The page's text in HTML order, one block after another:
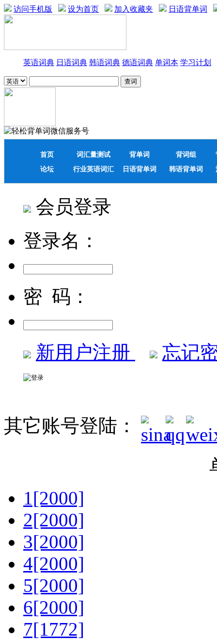
访问手机版 设为首页 加入收藏夹 日语背单词
英语词典 日语词典 韩语词典 德语词典 单词本 学习计划
首页 词汇量测试 背单词 背词组
论坛
行业英语词汇 日语背单词 韩语背单词
会员登录
登录名：
密 码：
新用户注册 忘记
其它账号登陆：
1[2000]
2[2000]
3[2000]
4[2000]
5[2000]
6[2000]
7[1772]